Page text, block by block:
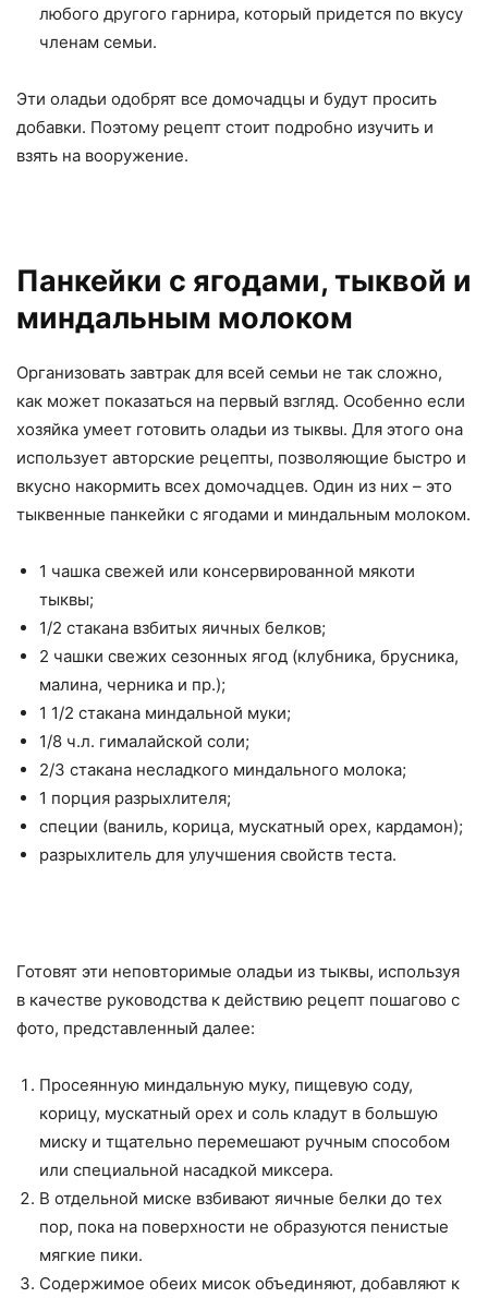
любого другого гарнира, который придется по вкусу
членам семьи.
Эти оладьи одобрят все домочадцы и будут просить
добавки. Поэтому рецепт стоит подробно изучить и
взять на вооружение.
Панкейки с ягодами, тыквой и
миндальным молоком
Организовать завтрак для всей семьи не так сложно,
как может показаться на первый взгляд. Особенно если
хозяйка умеет готовить оладьи из тыквы. Для этого она
использует авторские рецепты, позволяющие быстро и
вкусно накормить всех домочадцев. Один из них – это
тыквенные панкейки с ягодами и миндальным молоком.
1 чашка свежей или консервированной мякоти
тыквы;
1/2 стакана взбитых яичных белков;
2 чашки свежих сезонных ягод (клубника, брусника,
малина, черника и пр.);
1 1/2 стакана миндальной муки;
1/8 ч.л. гималайской соли;
2/3 стакана несладкого миндального молока;
1 порция разрыхлителя;
специи (ваниль, корица, мускатный орех, кардамон);
разрыхлитель для улучшения свойств теста.
Готовят эти неповторимые оладьи из тыквы, используя
в качестве руководства к действию рецепт пошагово с
фото, представленный далее:
Просеянную миндальную муку, пищевую соду,
корицу, мускатный орех и соль кладут в большую
миску и тщательно перемешают ручным способом
или специальной насадкой миксера.
В отдельной миске взбивают яичные белки до тех
пор, пока на поверхности не образуются пенистые
мягкие пики.
Содержимое обеих мисок объединяют, добавляют к